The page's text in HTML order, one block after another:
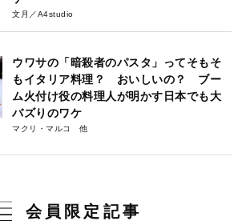
文月／A4studio
ウワサの「暗殺者のパスタ」ってそもそ
もイタリア料理？ おいしいの？ ブー
ム火付け役の料理人が明かす日本でも大
バズりのワケ
マクリ・マルコ
会員限定記事